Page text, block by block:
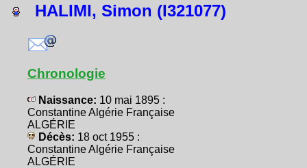
HALIMI, Simon (I321077)
Chronologie
Naissance: 10 mai 1895 :
Constantine Algérie Française
ALGÉRIE
Décès: 18 oct 1955 :
Constantine Algérie Française
ALGÉRIE